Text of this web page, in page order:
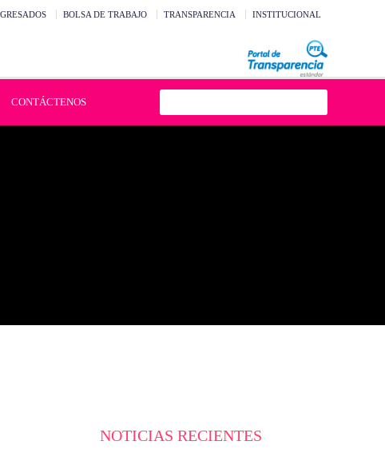
BOLSA DE TRABAJO TRANSPARENCIA INSTITUCIONAL
CONTÁCTENOS
NOTICIAS RECIENTES